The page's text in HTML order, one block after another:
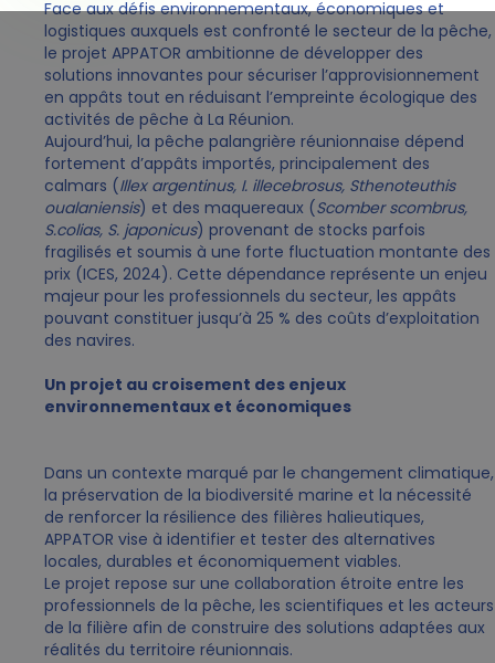
Face aux défis environnementaux, économiques et
logistiques auxquels est confronté le secteur de la pêche,
le projet APPATOR ambitionne de développer des
solutions innovantes pour sécuriser l’approvisionnement
en appâts tout en réduisant l’empreinte écologique des
activités de pêche à La Réunion.
Aujourd’hui, la pêche palangrière réunionnaise dépend
fortement d’appâts importés, principalement des
calmars (Illex argentinus, I. illecebrosus, Sthenoteuthis
oualaniensis) et des maquereaux (Scomber scombrus,
S.colias, S. japonicus) provenant de stocks parfois
fragilisés et soumis à une forte fluctuation montante des
prix (ICES, 2024). Cette dépendance représente un enjeu
majeur pour les professionnels du secteur, les appâts
pouvant constituer jusqu’à 25 % des coûts d’exploitation
des navires.
Un projet au croisement des enjeux
environnementaux et économiques
Dans un contexte marqué par le changement climatique,
la préservation de la biodiversité marine et la nécessité
de renforcer la résilience des filières halieutiques,
APPATOR vise à identifier et tester des alternatives
locales, durables et économiquement viables.
Le projet repose sur une collaboration étroite entre les
professionnels de la pêche, les scientifiques et les acteurs
de la filière afin de construire des solutions adaptées aux
réalités du territoire réunionnais.